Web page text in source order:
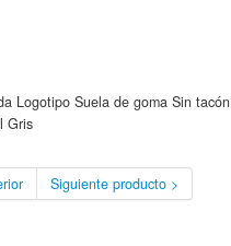
Logotipo Suela de goma Sin tacón
Gris
Siguiente producto >